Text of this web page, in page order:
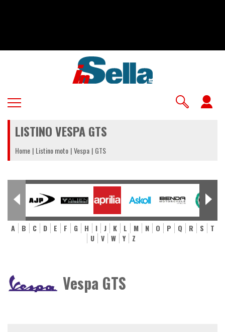
LISTINO VESPA GTS
Home Listino moto Vespa GTS
A B C D E F G H I J K L M N O P Q R S
T
U
V W Y Z
Vespa GTS